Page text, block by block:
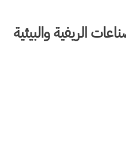
الريفية والبيئية